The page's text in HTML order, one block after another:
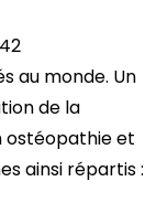
au monde. Un
de la
ostéopathie et
ainsi répartis :